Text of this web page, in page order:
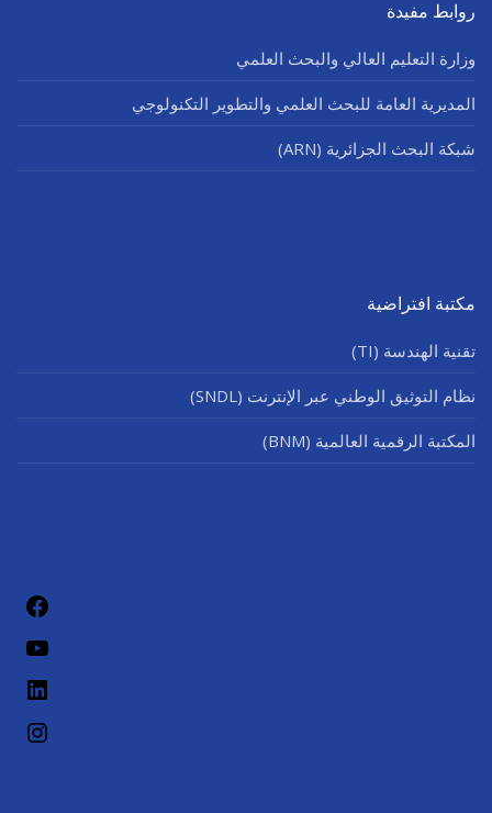
روابط مفيدة
وزارة التعليم العالي والبحث العلمي
المديرية العامة للبحث العلمي والتطوير التكنولوجي
شبكة البحث الجزائرية (ARN)
مكتبة افتراضية
تقنية الهندسة (TI)
نظام التوثيق الوطني عبر الإنترنت (SNDL)
المكتبة الرقمية العالمية (BNM)
لينكد إن